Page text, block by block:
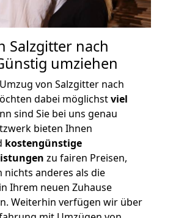
Salzgitter nach
umziehen
von Salzgitter nach
dabei möglichstviel
sind Sie bei uns genau
bieten Ihnen
kostengünstige
zu fairen Preisen,
nichts anderes als die
Ihrem neuen Zuhause
Weiterhin verfügen wir über